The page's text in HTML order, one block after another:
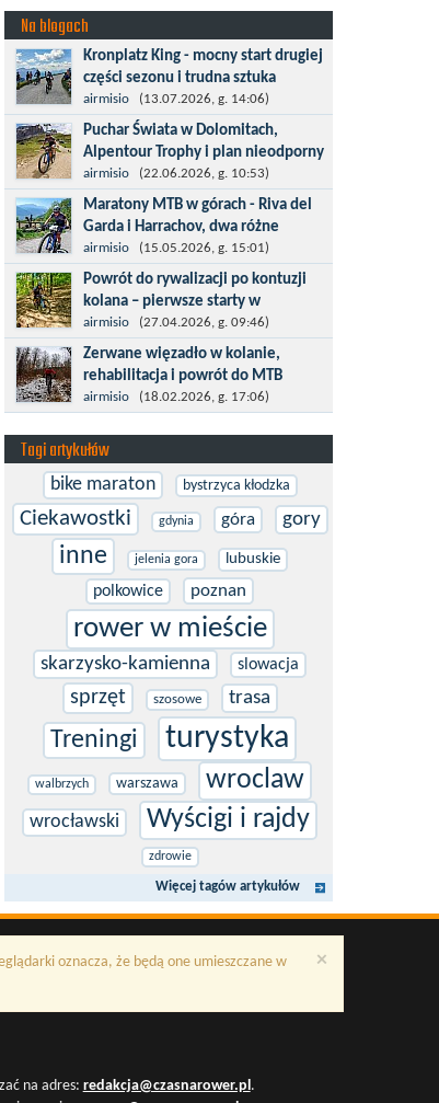
bardziej ambitnych wyzwań, jakimi są
górskie wyścigi MTB....
Na blogach
Kronplatz King - mocny start drugiej
części sezonu i trudna sztuka
odpoczynku
Kronplatz King, epicki MTB Maraton z
metą na 2275 m we włoskich Alpach –
łącznie 3000 metrów przewyższenia na
dystansie 60 km, ze...
airmisio (13.07.2026, g. 14:06)
Puchar Świata w Dolomitach,
Alpentour Trophy i plan nieodporny
na upadki
Czerwiec w moim planie oznaczał
wejście w najbardziej wymagający etap
i cel pierwszej części sezonu: Puchar
Świata w maratonie MTB w
Dolomitach...
airmisio (22.06.2026, g. 10:53)
Maratony MTB w górach - Riva del
Garda i Harrachov, dwa różne
wyzwania
Maj to idealny czas, by z płaskich i
szybkich wyścigów przejść do znacznie
bardziej ambitnych wyzwań, jakimi są
górskie wyścigi MTB....
airmisio (15.05.2026, g. 15:01)
Powrót do rywalizacji po kontuzji
kolana – pierwsze starty w
maratonach MTB
Prawdziwym testem po kontuzji kolana
i uszkodzeniu więzadeł jest powrót do
sportowej rywalizacji. Podczas
zawodów znikają bariery,...
airmisio (27.04.2026, g. 09:46)
Zerwane więzadło w kolanie,
rehabilitacja i powrót do MTB
W sporcie nie ma kalkulacji, niezależnie
startujesz w zawodach i chcesz po
prostu oddać się grze, dać z siebie...
airmisio (18.02.2026, g. 17:06)
Tagi artykułów
bike maraton bystrzyca kłodzka
Ciekawostki gdynia góra gory
inne jelenia gora lubuskie
polkowice poznan
rower w mieście
skarzysko-kamienna slowacja
sprzęt szosowe trasa
Treningi turystyka
walbrzych warszawa wroclaw
wrocławski Wyścigi i rajdy
zdrowie
Więcej tagów artykułów
×
oznacza, że będą one umieszczane w
na adres: redakcja@czasnarower.pl.